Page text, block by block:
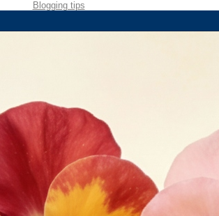
Blogging tips